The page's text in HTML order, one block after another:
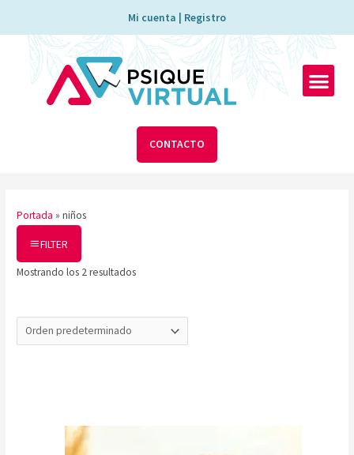
contenido
Mi cuenta | Registro
CONTACTO
Portada »niños
FILTER
Mostrando los 2 resultados